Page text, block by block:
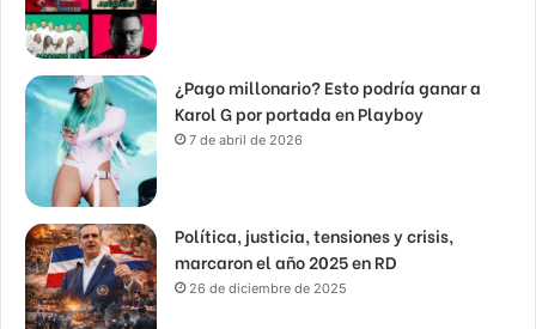
¿Pago millonario? Esto podría ganar a
Karol G por portada en Playboy
7 de abril de 2026
Política, justicia, tensiones y crisis,
marcaron el año 2025 en RD
26 de diciembre de 2025